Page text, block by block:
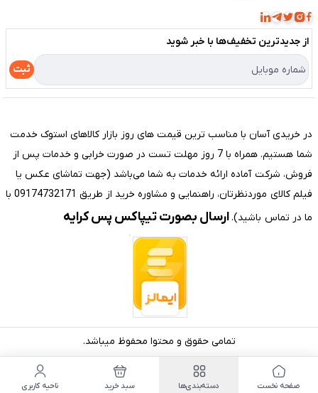
مجله فروشگاه
لیست محصولات
درباره ما
تماس با ما
قوانین و مقررات
حریم خصوصی
راهنما
از جدید‌ترین تخفیف‌ها با‌ خبر شوید
ثبت
در خریدی آسان با مناسب ترین قیمت های روز بازار کالاهای استوک خدمت
شما هستیم. همراه با 7 روز مهلت تست در صورت خرابی و خدمات پس از
فروش، شرکت آماده ارائه خدمات به شما می‌باشد (جهت تماشای عکس یا
فیلم کالای موردنظرتان، راهنمایی و مشاوره خرید از طریق 09174732171 با
ما در تماس باشید).ارسال بصورت تیپاکس پس کرایه
تمامی حقوق و محتوا محفوظ میباشد.
صفحه نخست دسته‌بندی‌ها سبد خرید ناحیه کاربری